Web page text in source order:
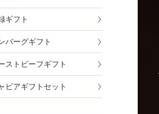
ギフト
バーグギフト
ストビーフギフト
ビアギフトセット